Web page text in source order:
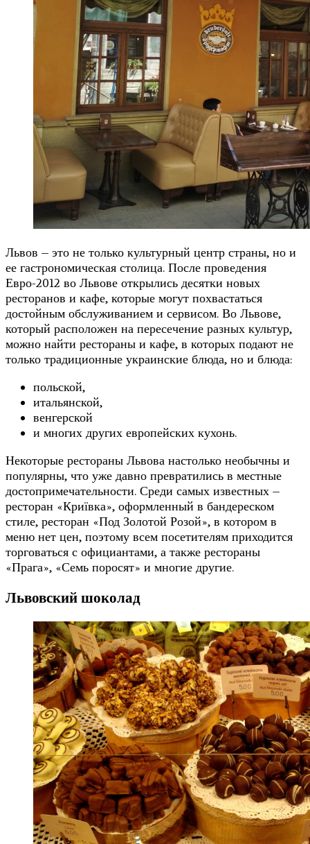
Львов – это не только культурный центр страны, но и
ее гастрономическая столица. После проведения
Евро-2012 во Львове открылись десятки новых
ресторанов и кафе, которые могут похвастаться
достойным обслуживанием и сервисом. Во Львове,
который расположен на пересечение разных культур,
можно найти рестораны и кафе, в которых подают не
только традиционные украинские блюда, но и блюда:
польской,
итальянской,
венгерской
и многих других европейских кухонь.
Некоторые рестораны Львова настолько необычны и
популярны, что уже давно превратились в местные
достопримечательности. Среди самых известных –
ресторан «Криївка», оформленный в бандереском
стиле, ресторан «Под Золотой Розой», в котором в
меню нет цен, поэтому всем посетителям приходится
торговаться с официантами, а также рестораны
«Прага», «Семь поросят» и многие другие.
Львовский шоколад